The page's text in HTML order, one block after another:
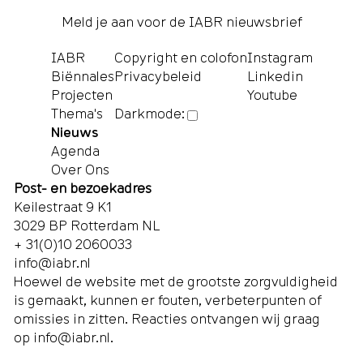
Meld je aan voor de IABR nieuwsbrief
IABR
Biënnales
Projecten
Thema's
Nieuws
Agenda
Over Ons
Copyright en colofon
Privacybeleid
Darkmode:
Instagram
Linkedin
Youtube
Post- en bezoekadres
Keilestraat 9 K1
3029 BP Rotterdam NL
+ 31(0)10 2060033
info@iabr.nl
Hoewel de website met de grootste zorgvuldigheid
is gemaakt, kunnen er fouten, verbeterpunten of
omissies in zitten. Reacties ontvangen wij graag
op info@iabr.nl.